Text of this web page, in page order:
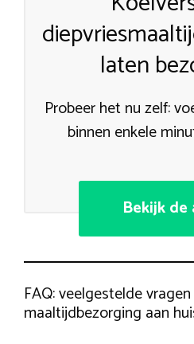
laten
Probeer het nu zelf:
binnen enkele
Bekijk de
FAQ: veelgestelde
maaltijdbezorging aan